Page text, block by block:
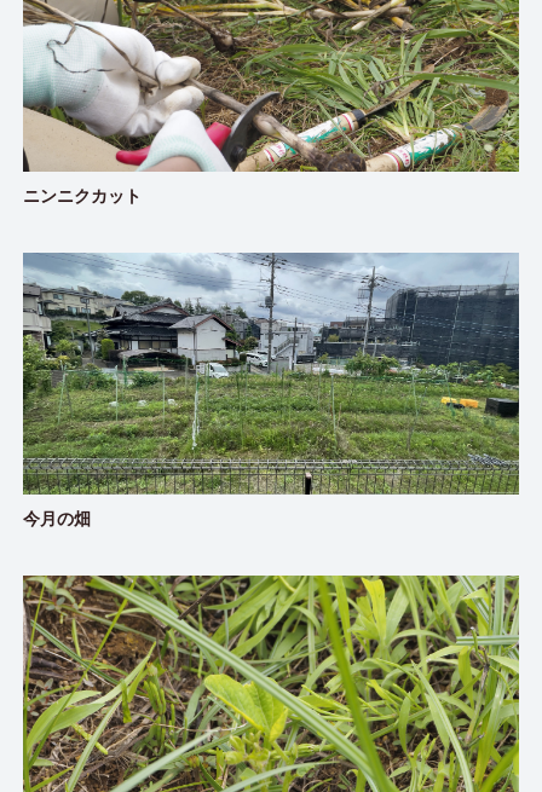
ニンニクカット
今月の畑